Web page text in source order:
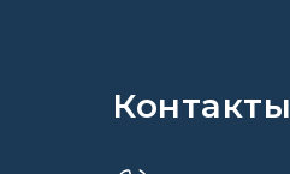
Контакты